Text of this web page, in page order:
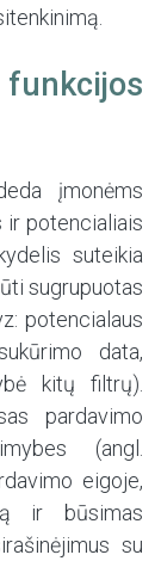
įmonėms
ir potencialiais
suteikia
sugrupuotas
potencialaus
data,
kitų filtrų).
pardavimo
(angl.
eigoje,
ir būsimas
su